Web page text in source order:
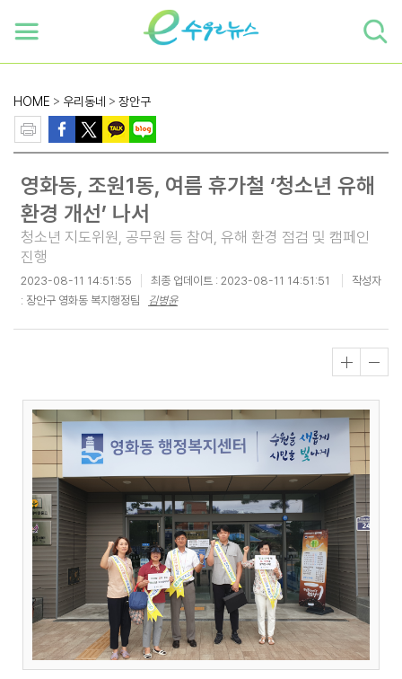
HOME > 우리동네 > 장안구
영화동, 조원1동, 여름 휴가철 ‘청소년 유해
환경 개선’ 나서
청소년 지도위원, 공무원 등 참여, 유해 환경 점검 및 캠페인
진행
2023-08-11 14:51:55 최종 업데이트 : 2023-08-11 14:51:51
작성자
: 장안구 영화동 복지행정팀
김병윤